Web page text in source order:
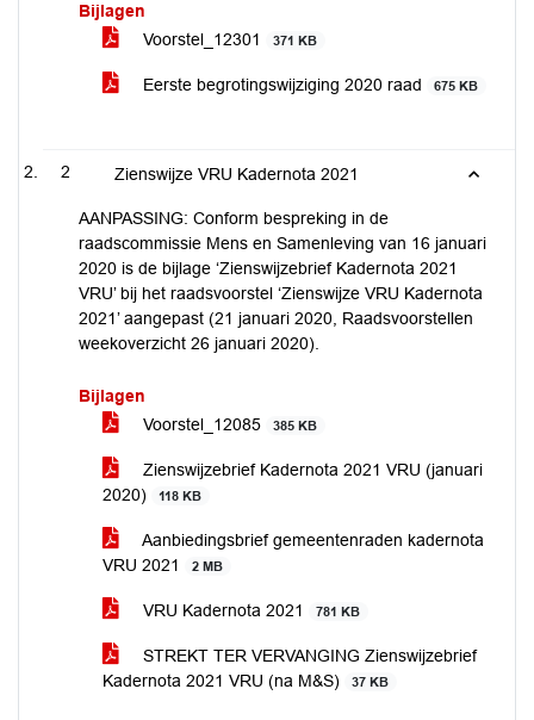
Bijlagen
Voorstel_12301
371 KB
Eerste begrotingswijziging 2020 raad 675 KB
2 Zienswijze VRU Kadernota 2021
AANPASSING: Conform bespreking in de
raadscommissie Mens en Samenleving van 16 januari
2020 is de bijlage ‘Zienswijzebrief Kadernota 2021
VRU’ bij het raadsvoorstel ‘Zienswijze VRU Kadernota
2021’ aangepast (21 januari 2020, Raadsvoorstellen
weekoverzicht 26 januari 2020).
Bijlagen
Voorstel_12085
385 KB
Zienswijzebrief Kadernota 2021 VRU (januari
2020)
118 KB
Aanbiedingsbrief gemeentenraden kadernota
VRU 2021
2 MB
VRU Kadernota 2021 781 KB
STREKT TER VERVANGING Zienswijzebrief
Kadernota 2021 VRU (na M&S)
37 KB